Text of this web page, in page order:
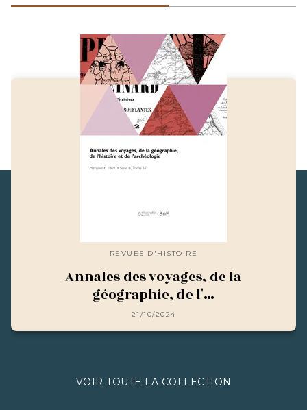
REVUES D'HISTOIRE
Annales des voyages, de la
géographie, de l'…
21/10/2024
VOIR TOUTE LA COLLECTION